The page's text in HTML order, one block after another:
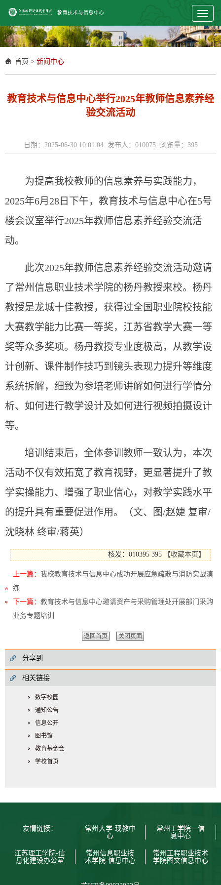
Toggle
首页 > 新闻中心
教育技术与信息中心举行2025年教师信息素养经
验交流活动
日期：2025-06-30 10:01:04 发布人：010075 浏览量： 395
为提高我校教师的信息素养与实践能力，
2025年6月28日下午，教育技术与信息中心在5号
楼会议室举行2025年教师信息素养经验交流活
动。
此次2025年教师信息素养经验交流活动邀请
了常州信息职业技术学院的杨丹教授来校。杨丹
教授是龙城十佳教授，获得过全国职业院校技能
大赛教学能力比赛一等奖，江苏省教学大赛一等
奖等众多奖项。杨丹教授专业度极高，从教学设
计创新、课件制作技巧到镜头表现力提升等维度
系统拆解，细致为参培老师讲解如何进行学情分
析、如何进行教学设计及如何进行视频拍摄设计
等。
培训结束后，全体参训教师一致认为，本次
活动不仅有效拓宽了教育视野，更显著提升了教
学实操能力、增强了职业信心，对教学实践水平
的提升具有重要促进作用。（文、图/赵婕 复审/
沈晓林 终审/蒋英）
核发：010395395 【收藏本页 】
上一篇： 我校教育技术与信息中心成功开展应急疏散与消防实战演
练
下一篇： 教育技术与信息中心邀请资产与采购管理处开展部门采购
业务专题培训
返回首页 关闭页面
分享到
相关链接
数字校园
通知公告
信息公开
图书馆
教育基金会
学校首页
友情链接：
常州大学-现教中
心
常州工学院—信
息中心
江苏理工学院-信
息化建设办公室
常州信息职业技
术学院-信息中心
常州工程职业技术
学院图文信息中心